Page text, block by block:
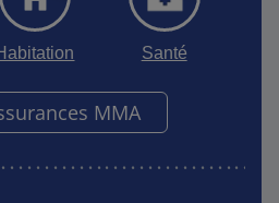
Santé
MMA